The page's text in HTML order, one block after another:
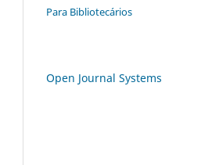
Para Bibliotecários
Open Journal Systems